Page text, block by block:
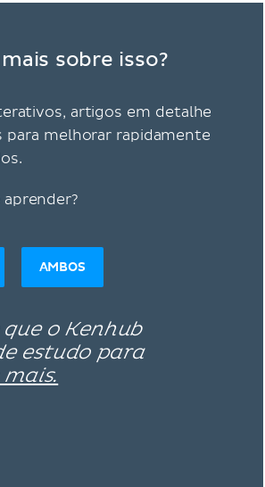
sobre isso?
artigos em detalhe
para melhorar rapidamente
AMBOS
o Kenhub
estudo para
mais.